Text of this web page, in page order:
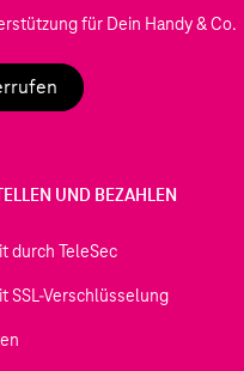
für Dein Handy & Co.
UND BEZAHLEN
durch TeleSec
SSL-Verschlüsselung